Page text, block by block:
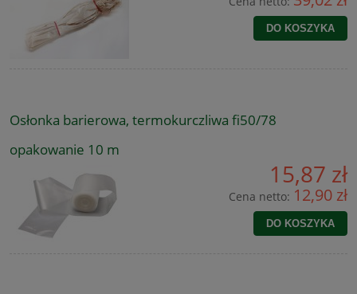
DO KOSZYKA
Osłonka barierowa, termokurczliwa fi50/78
opakowanie 10 m
15,87 zł
Cena netto: 12,90 zł
DO KOSZYKA